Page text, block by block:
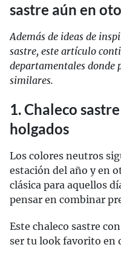
sastre aún en
Además de ideas de
sastre, este artículo
departamentales donde
similares.
1. Chaleco
holgados
Los colores neutros
estación del año y en
clásica para aquellos
pensar en combinar
Este chaleco sastre
ser tu look favorito en